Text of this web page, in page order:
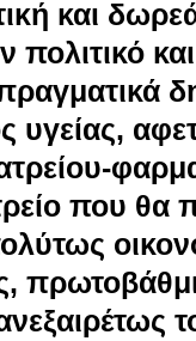
και
πολιτικό
υγείας,
που θα